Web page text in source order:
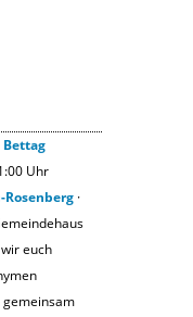
Bettag
Uhr
·
euch
gemeinsam